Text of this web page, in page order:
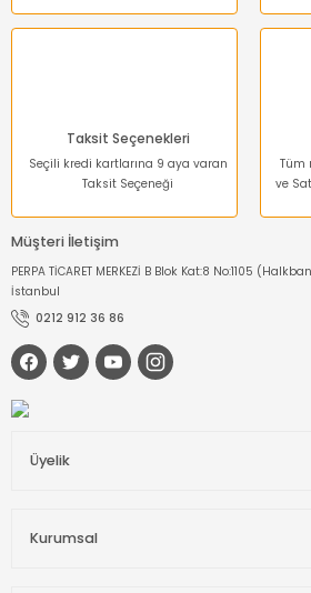
Taksit Seçenekleri
Seçili kredi kartlarına 9 aya varan
Taksit Seçeneği
Tüm
ve
Müşteri İletişim
PERPA TİCARET MERKEZİ B Blok Kat:8 No:1105
İstanbul
0212 912 36 86
Üyelik
Kurumsal